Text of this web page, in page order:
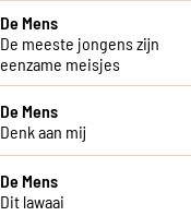
De Mens
De meeste jongens zijn
eenzame meisjes
De Mens
Denk aan mij
De Mens
Dit lawaai